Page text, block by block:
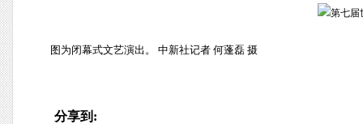
图为闭幕式文艺演出。 中新社记者 何蓬磊 摄
分享到: